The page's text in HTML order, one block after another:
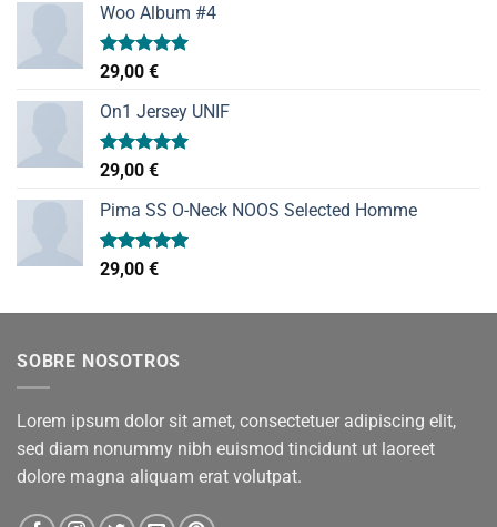
Woo Album #4
Valorado
con
de 5
29,00 €
On1 Jersey UNIF
Valorado
con
de 5
29,00 €
Pima SS O-Neck NOOS Selected Homme
Valorado
con
29,00 €
SOBRE NOSOTROS
Lorem ipsum dolor sit amet, consectetuer adipiscing elit,
sed diam nonummy nibh euismod tincidunt ut laoreet
dolore magna aliquam erat volutpat.